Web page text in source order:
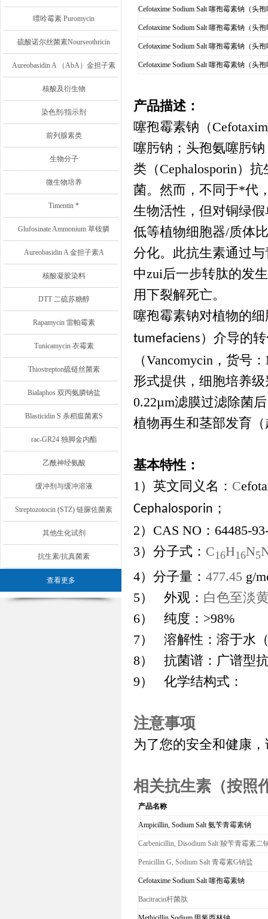
嘌呤霉素 Puromycin
硫酸诺尔丝菌素Nourseothricin
Aureobasidin A （AbA）金担子素
A
核酸及衍生物
染色剂/指示剂
前列腺素类
生物分子
微生物培养
Timentin *
Glufosinate Ammonium 草铵膦
Aureobasidin A 金担子素A
核酸凝胶染料
DTT 二硫苏糖醇
Rapamycin 雷帕霉素
Tunicamycin 衣霉素
Thiostrepton硫链丝菌素
Bialaphos 双丙氨膦钠盐
Blasticidin S 杀稻瘟菌素S
rac-GR24 独脚金内酯
乙酰神经氨酸
缓冲剂与缓冲溶液
Streptozotocin (STZ) 链脲佐菌素
其他生化试剂
抗生素/抗真菌素
查看更多
Cefotaxime Sodium Salt噻孢霉素钠（头
Cefotaxime Sodium Salt噻孢霉素钠（头
Cefotaxime Sodium Salt噻孢霉素钠（头
Cefotaxime Sodium Salt噻孢霉素钠（头
产品描述：
噻孢霉素钠（
噻肟钠；头孢氨噻肟
类（Cephalosporin）抗
菌。然而，不同于*代
生物活性，但对铜绿
低等植物细胞器/质体
分化。此抗生素通过
中zui后一步转肽的发
用下裂解死亡。
噻孢霉素钠对植物的
tumefaciens）介导的
（Vancomycin ，货号：
形式提供，细胞培养
0.22µm滤膜过滤除菌
植物再生和茎部发育
基本特性：
1）英文同义名： C
Cephalosporin ；
2）CAS NO ： 64485-
3）分子式： C16H16N5
4）分子量： 477.45 g/
5） 外观： 白色至淡
6） 纯度： >98%
7） 溶解性：溶于水
8） 抗菌谱：广谱型
9） 化学结构式：
注意事项
为了您的安全和健康
相关抗生素（按照
产品名称
Ampicillin, Sodium Salt氨苄青霉素钠
Carbenicillin, Disodium Salt羧苄青霉素二
Penicillin G, Sodium Salt青霉素G钠盐
Cefotaxime Sodium Salt噻孢霉素钠
Bacitracin杆菌肽